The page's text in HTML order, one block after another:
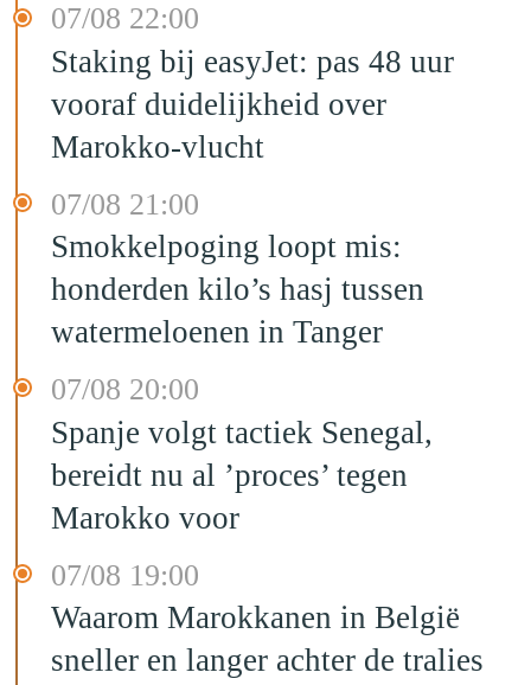
07/08 22:00
Staking bij easyJet: pas 48 uur
vooraf duidelijkheid over
Marokko-vlucht
07/08 21:00
Smokkelpoging loopt mis:
honderden kilo’s hasj tussen
watermeloenen in Tanger
07/08 20:00
Spanje volgt tactiek Senegal,
bereidt nu al ’proces’ tegen
Marokko voor
07/08 19:00
Waarom Marokkanen in België
sneller en langer achter de tralies